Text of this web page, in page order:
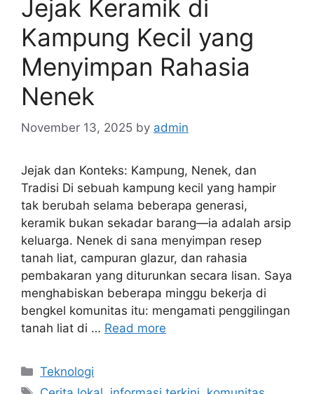
Jejak Keramik di
Kampung Kecil yang
Menyimpan Rahasia
Nenek
November 13, 2025 by admin
Jejak dan Konteks: Kampung, Nenek, dan
Tradisi Di sebuah kampung kecil yang hampir
tak berubah selama beberapa generasi,
keramik bukan sekadar barang—ia adalah arsip
keluarga. Nenek di sana menyimpan resep
tanah liat, campuran glazur, dan rahasia
pembakaran yang diturunkan secara lisan. Saya
menghabiskan beberapa minggu bekerja di
bengkel komunitas itu: mengamati penggilingan
tanah liat di … Read more
Categories
Teknologi
Tags